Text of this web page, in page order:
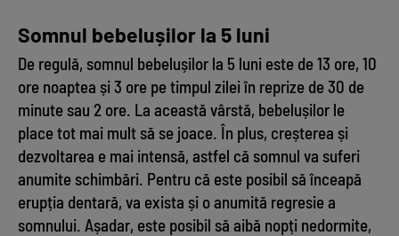
Somnul bebelușilor la 5 luni
De regulă, somnul bebelușilor la 5 luni este de 13 ore, 10
ore noaptea și 3 ore pe timpul zilei în reprize de 30 de
minute sau 2 ore. La această vârstă, bebelușilor le
place tot mai mult să se joace. În plus, creșterea și
dezvoltarea e mai intensă, astfel că somnul va suferi
anumite schimbări. Pentru că este posibil să înceapă
erupția dentară, va exista și o anumită regresie a
somnului. Așadar, este posibil să aibă nopți nedormite,